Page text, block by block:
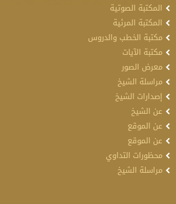
المكتبة الصوتية
المكتبة المرئية
مكتبة الخطب والدروس
مكتبة الآيات
معرض الصور
مراسلة الشيخ
إصدارات الشيخ
عن الشيخ
عن الموقع
عن الموقع
محظورات التداوي
مراسلة الشيخ